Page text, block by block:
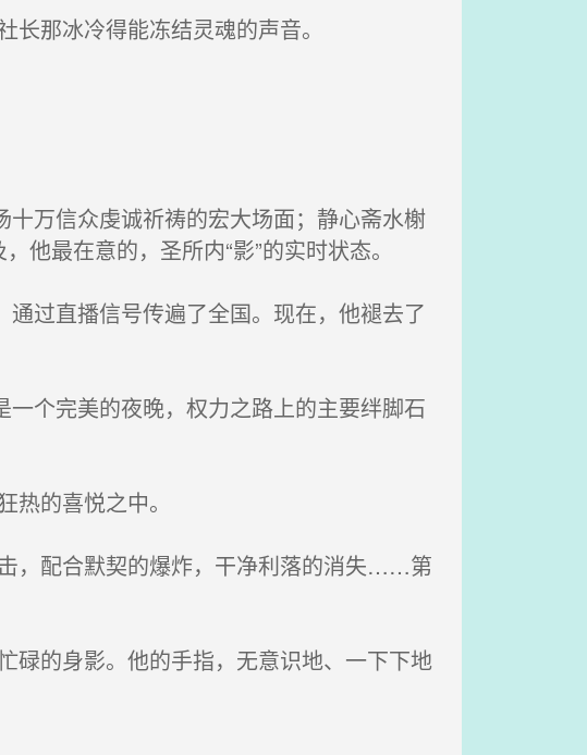
那冰冷得能冻结灵魂的声音。
万信众虔诚祈祷的宏大场面；静心斋水榭
他最在意的，圣所内“影”的实时状态。
过直播信号传遍了全国。现在，他褪去了
个完美的夜晚，权力之路上的主要绊脚石
的喜悦之中。
，配合默契的爆炸，干净利落的消失……第
的身影。他的手指，无意识地、一下下地